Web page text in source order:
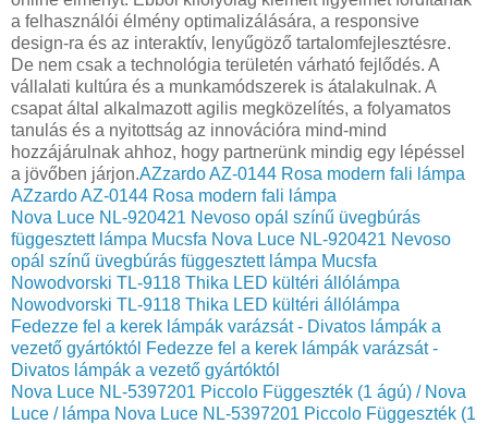
a felhasználói élmény optimalizálására, a responsive
design-ra és az interaktív, lenyűgöző tartalomfejlesztésre.
De nem csak a technológia területén várható fejlődés. A
vállalati kultúra és a munkamódszerek is átalakulnak. A
csapat által alkalmazott agilis megközelítés, a folyamatos
tanulás és a nyitottság az innovációra mind-mind
hozzájárulnak ahhoz, hogy partnerünk mindig egy lépéssel
a jövőben járjon.AZzardo AZ-0144 Rosa modern fali lámpa
AZzardo AZ-0144 Rosa modern fali lámpa
Nova Luce NL-920421 Nevoso opál színű üvegbúrás
függesztett lámpa Mucsfa Nova Luce NL-920421 Nevoso
opál színű üvegbúrás függesztett lámpa Mucsfa
Nowodvorski TL-9118 Thika LED kültéri állólámpa
Nowodvorski TL-9118 Thika LED kültéri állólámpa
Fedezze fel a kerek lámpák varázsát - Divatos lámpák a
vezető gyártóktól Fedezze fel a kerek lámpák varázsát -
Divatos lámpák a vezető gyártóktól
Nova Luce NL-5397201 Piccolo Függeszték (1 ágú) / Nova
Luce / lámpa Nova Luce NL-5397201 Piccolo Függeszték (1